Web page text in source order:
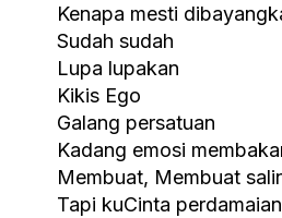
Kenapa mesti
Sudah sudah
Lupa lupakan
Kikis Ego
Galang persatuan
Kadang emosi
Membuat, Membuat
Tapi kuCinta